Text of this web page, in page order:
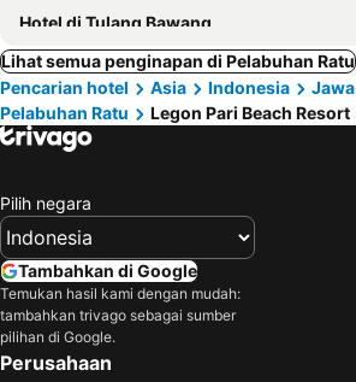
Hotel di Tulang Bawang
Lihat semua penginapan di Pelabuhan Ratu
Pencarian hotel
Asia Indonesia Jawa
Pelabuhan Ratu
Legon Pari Beach Resort
Pilih negara
Tambahkan di Google
Temukan hasil kami dengan mudah:
tambahkan trivago sebagai sumber
pilihan di Google.
Perusahaan